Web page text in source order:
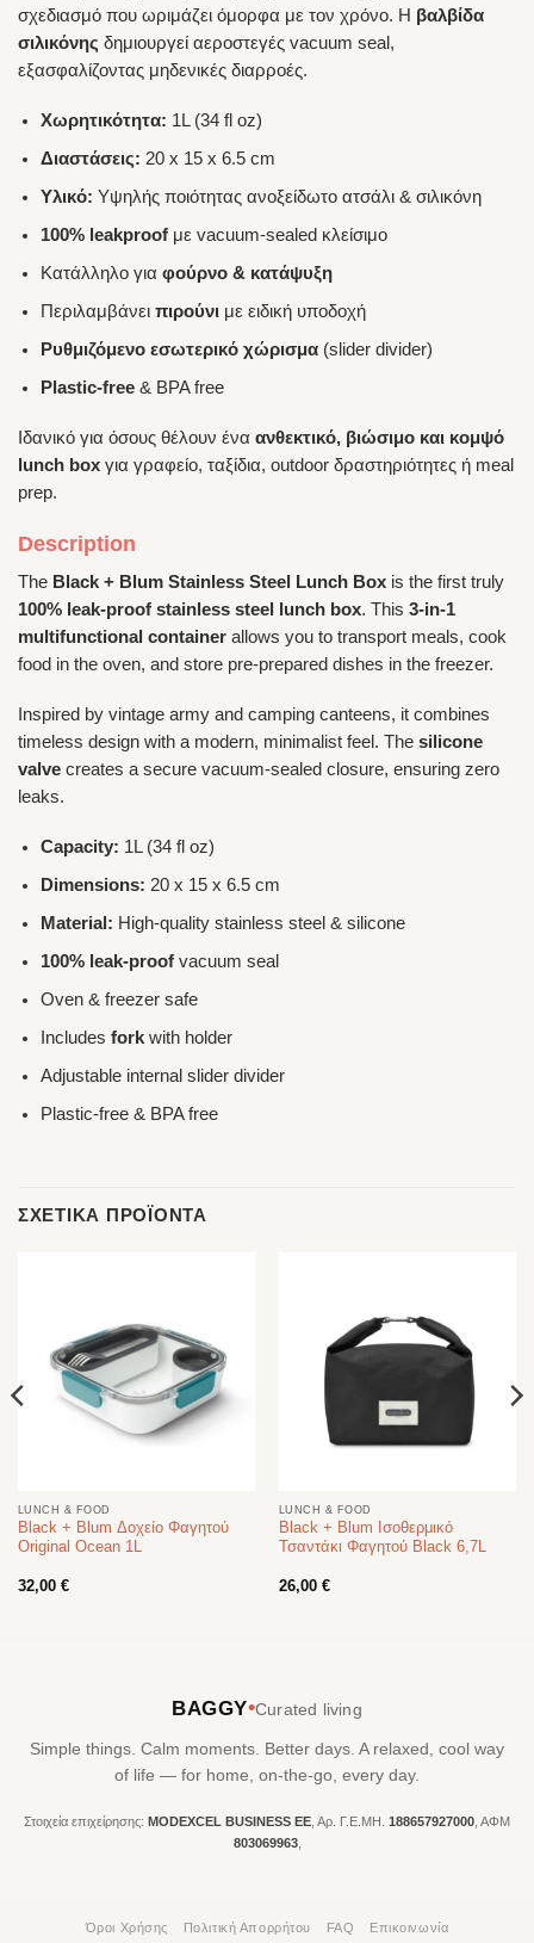
σχεδιασμό που ωριμάζει όμορφα με τον χρόνο. Η βαλβίδα
σιλικόνης δημιουργεί αεροστεγές vacuum seal,
εξασφαλίζοντας μηδενικές διαρροές.
Χωρητικότητα: 1L (34 fl oz)
Διαστάσεις: 20 x 15 x 6.5 cm
Υλικό: Υψηλής ποιότητας ανοξείδωτο ατσάλι & σιλικόνη
100% leakproof με vacuum-sealed κλείσιμο
Κατάλληλο γιαφούρνο & κατάψυξη
Περιλαμβάνειπιρούνι με ειδική υποδοχή
Ρυθμιζόμενο εσωτερικό χώρισμα (slider divider)
Plastic-free & BPA free
Ιδανικό για όσους θέλουν ένα ανθεκτικό, βιώσιμο και κομψό
lunch box για γραφείο, ταξίδια, outdoor δραστηριότητες ή meal
prep.
Description
The Black + Blum Stainless Steel Lunch Box is the first truly
100% leak-proof stainless steel lunch box. This 3-in-1
multifunctional container allows you to transport meals, cook
food in the oven, and store pre-prepared dishes in the freezer.
Inspired by vintage army and camping canteens, it combines
timeless design with a modern, minimalist feel. The silicone
valve creates a secure vacuum-sealed closure, ensuring zero
leaks.
Capacity: 1L (34 fl oz)
Dimensions: 20 x 15 x 6.5 cm
Material: High-quality stainless steel & silicone
100% leak-proof vacuum seal
Oven & freezer safe
Includesfork with holder
Adjustable internal slider divider
Plastic-free & BPA free
ΣΧΕΤΙΚΆ ΠΡΟΪΌΝΤΑ
LUNCH & FOOD
Black + Blum Δοχείο Φαγητού
Original Ocean 1L
32,00 €
LUNCH & FOOD
Black + Blum Ισοθερμικό
Τσαντάκι Φαγητού Black 6,7L
26,00 €
BAGGY•Curated living
Simple things. Calm moments. Better days. A relaxed, cool way
of life — for home, on-the-go, every day.
Στοιχεία επιχείρησης: MODEXCEL BUSINESS ΕΕ , Αρ. Γ.Ε.ΜΗ. 188657927000 , ΑΦΜ
803069963,
Όροι Χρήσης Πολιτική Απορρήτου FAQ Επικοινωνία